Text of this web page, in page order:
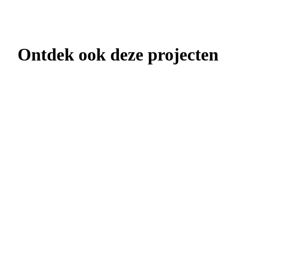
Ontdek ook deze projecten